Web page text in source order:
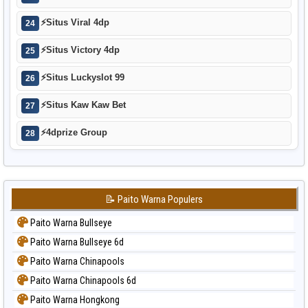
24 ⚡Situs Viral 4dp
25 ⚡Situs Victory 4dp
26 ⚡Situs Luckyslot 99
27 ⚡Situs Kaw Kaw Bet
28 ⚡4dprize Group
📝 Paito Warna Populers
Paito Warna Bullseye
Paito Warna Bullseye 6d
Paito Warna Chinapools
Paito Warna Chinapools 6d
Paito Warna Hongkong